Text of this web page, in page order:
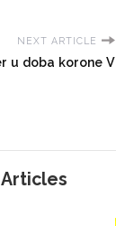
NEXT ARTICLE
u doba korone V